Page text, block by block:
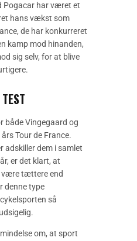
Pogacar har været et
hans vækst som
de har konkurreret
kamp mod hinanden,
sig selv, for at blive
både Vingegaard og
Tour de France.
adskiller dem i samlet
er det klart, at
være tættere end
denne type
så
om, at sport